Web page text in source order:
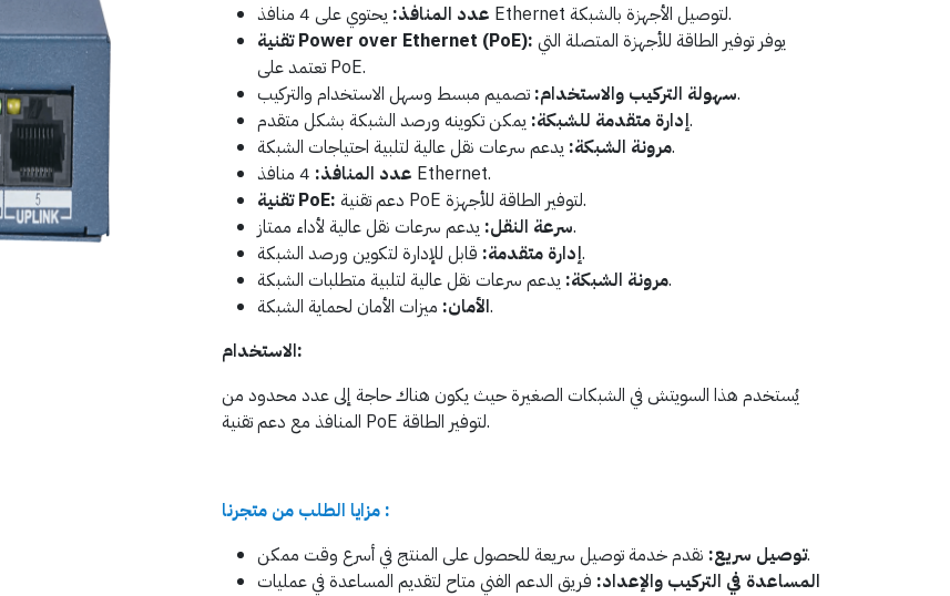
عدد المنافذ:
يحتوي على 4 منافذ Ethernet لتوصيل الأجهزة بالشبكة.
تقنية Power over Ethernet (PoE): يوفر توفير الطاقة للأجهزة المتصلة التي
تعتمد على PoE.
سهولة التركيب والاستخدام:تصميم مبسط وسهل الاستخدام والتركيب.
إدارة متقدمة للشبكة:يمكن تكوينه ورصد الشبكة بشكل متقدم.
مرونة الشبكة:يدعم سرعات نقل عالية لتلبية احتياجات الشبكة.
عدد المنافذ: 4 منافذ Ethernet.
تقنية PoE:
دعم تقنية PoE لتوفير الطاقة للأجهزة.
سرعة النقل:يدعم سرعات نقل عالية لأداء ممتاز.
إدارة متقدمة:قابل للإدارة لتكوين ورصد الشبكة.
مرونة الشبكة:يدعم سرعات نقل عالية لتلبية متطلبات الشبكة.
الأمان:ميزات الأمان لحماية الشبكة.
الاستخدام:
يُستخدم هذا السويتش في الشبكات الصغيرة حيث يكون هناك حاجة إلى عدد محدود من
المنافذ مع دعم تقنية PoE لتوفير الطاقة.
مزايا الطلب من متجرنا :
توصيل سريع:نقدم خدمة توصيل سريعة للحصول على المنتج في أسرع وقت ممكن.
المساعدة في التركيب والإعداد: فريق الدعم الفني متاح لتقديم المساعدة في عمليات